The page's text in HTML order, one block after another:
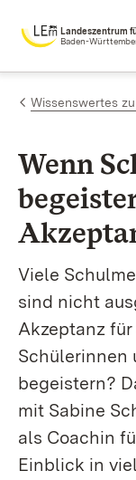
Zum Inhalt
Landeszentrum
Baden-
Wissenswertes
Wenn
Viele
sind nicht
Akzeptanz
Schülerinnen
begeistern?
mit Sabine
als Coachin
Einblick in